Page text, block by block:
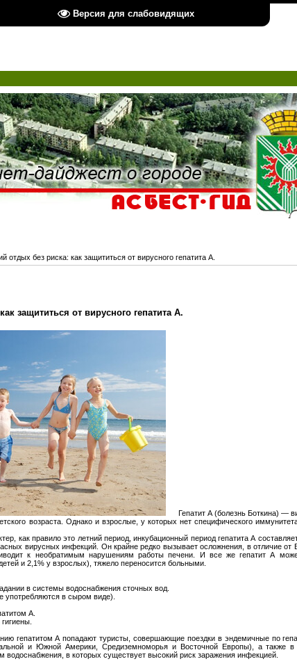
Версия для слабовидящих
отдых без риска: как защититься от вирусного гепатита А.
защититься от вирусного гепатита А.
Гепатит А (болезнь Боткина) —
возраста. Однако и взрослые, у которых нет специфического
как правило это летний период, инкубационный период гепатита А
вирусных инфекций. Он крайне редко вызывает осложнения, в отличие от
к необратимым нарушениям работы печени. И все же гепатит А
и 2,1% у взрослых), тяжело переносится больными.
в системы водоснабжения сточных вод.
употребляются в сыром виде).
А.
гепатитом А попадают туристы, совершающие поездки в эндемичные по
и Южной Америки, Средиземноморья и Восточной Европы), а также
водоснабжения, в которых существует высокий риск заражения инфекцией.